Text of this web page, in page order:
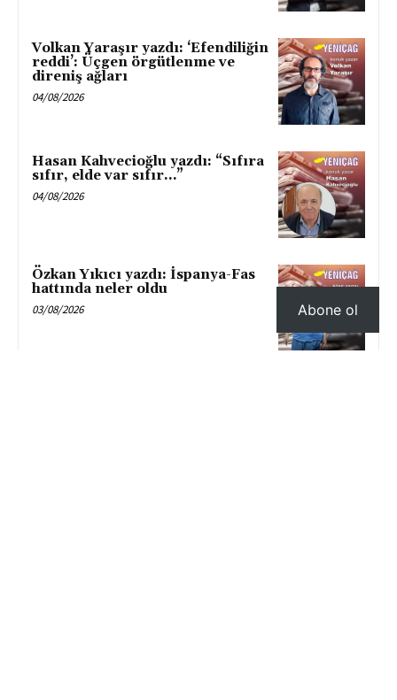
Volkan Yaraşır yazdı: ‘Efendiliğin
reddi’: Üçgen örgütlenme ve
direniş ağları
04/08/2026
Hasan Kahvecioğlu yazdı: “Sıfıra
sıfır, elde var sıfır…”
04/08/2026
Özkan Yıkıcı yazdı: İspanya-Fas
hattında neler oldu
03/08/2026 Abone ol